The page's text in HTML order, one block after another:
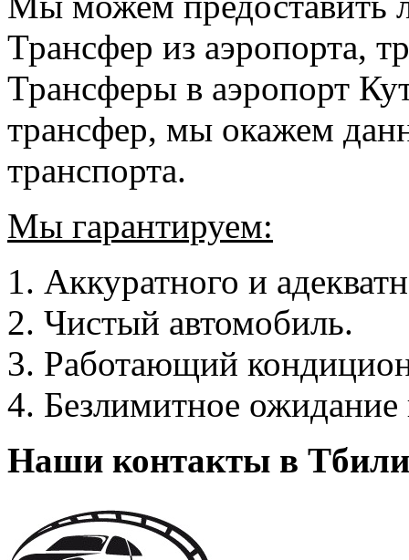
Трансфер из аэропорта,
Трансферы в аэропорт
трансфер, мы окажем
транспорта.
Мы гарантируем:
1. Аккуратного и
2. Чистый автомобиль.
3. Работающий
4. Безлимитное ожидание
Наши контакты в